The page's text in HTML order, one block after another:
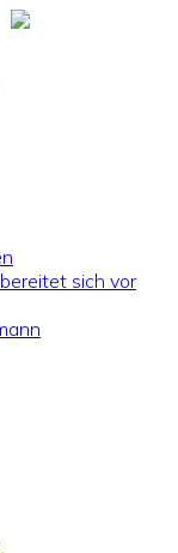
sich vor